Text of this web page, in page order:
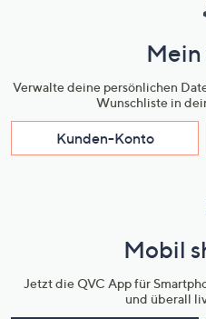
Verwalte deine persönlichen
Wunschliste in
Kunden-Konto
Mobil
Jetzt die QVC App für
und überall